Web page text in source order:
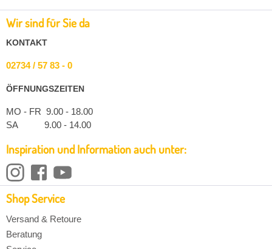
Wir sind für Sie da
KONTAKT
02734 / 57 83 - 0
ÖFFNUNGSZEITEN
MO - FR 9.00 - 18.00
SA 9.00 - 14.00
Inspiration und Information auch unter:
Shop Service
Versand & Retoure
Beratung